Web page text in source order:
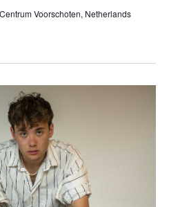
Centrum Voorschoten, Netherlands